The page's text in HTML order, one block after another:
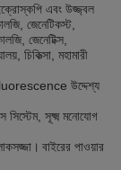
এবং উজ্জ্বল
জেনেটিকস্ট,
জেনেটিক্স,
চিকিত্সা, মহামারী
উদ্দেশ্য
সিস্টেম, সূক্ষ্ম মনোযোগ
বাইরের পাওয়ার